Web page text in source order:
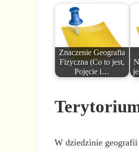
Znaczenie Geografia
Fizyczna (Co to jest,
Pojęcie i…
W dziedzinie